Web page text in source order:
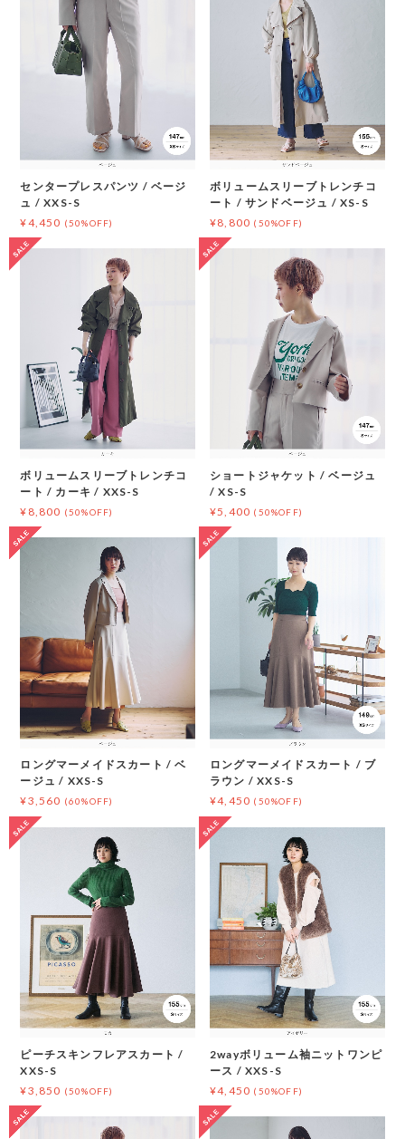
センタープレスパンツ / ベージ
ュ / XXS-S
¥4,450 (50%OFF)
ボリュームスリーブトレンチコ
ート / サンドベージュ / XS-S
¥8,800 (50%OFF)
ボリュームスリーブトレンチコ
ート / カーキ / XXS-S
¥8,800 (50%OFF)
ショートジャケット / ベージュ
/ XS-S
¥5,400 (50%OFF)
ロングマーメイドスカート / ベ
ージュ / XXS-S
¥3,560 (60%OFF)
ロングマーメイドスカート / ブ
ラウン / XXS-S
¥4,450 (50%OFF)
ピーチスキンフレアスカート /
XXS-S
¥3,850 (50%OFF)
2wayボリューム袖ニットワンピ
ース / XXS-S
¥4,450 (50%OFF)